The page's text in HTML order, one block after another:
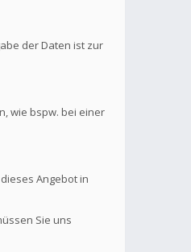
der Daten ist zur
wie bspw. bei einer
Angebot in
Sie uns